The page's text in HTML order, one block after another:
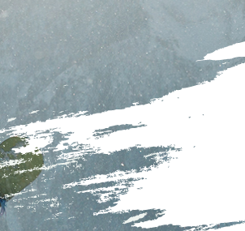
wachten
Reserveer je uitrusting
beste beschikbare
een paar aanpassingen,
de beste pistes van Val
Reserveer nu je
maximale uit elke
laatste bochten in de